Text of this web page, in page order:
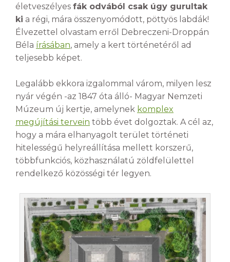
életveszélyes fák odvából csak úgy gurultak
ki a régi, mára összenyomódott, pöttyös labdák!
Élvezettel olvastam erről Debreczeni-Droppán
Béla írásában, amely a kert történetéről ad
teljesebb képet.
Legalább ekkora izgalommal várom, milyen lesz
nyár végén -az 1847 óta álló- Magyar Nemzeti
Múzeum új kertje, amelynek komplex
megújítási tervein több évet dolgoztak. A cél az,
hogy a mára elhanyagolt terület történeti
hitelességű helyreállítása mellett korszerű,
többfunkciós, közhasználatú zöldfelülettel
rendelkező közösségi tér legyen.